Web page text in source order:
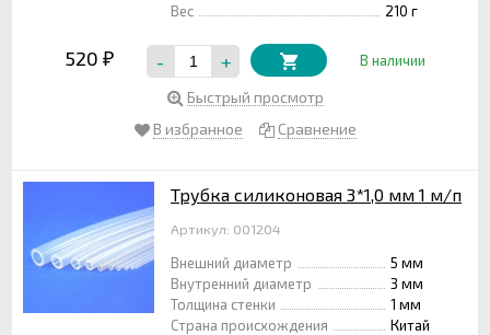
Вес
210 г
520 ₽ - + В наличии
Быстрый просмотр
В избранное
Сравнение
Трубка силиконовая 3*1,0 мм 1 м/п
Артикул: 001204
Внешний диаметр
5 мм
Внутренний диаметр
3 мм
Толщина стенки
1 мм
Страна происхождения
Китай